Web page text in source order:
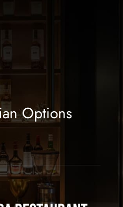
Options